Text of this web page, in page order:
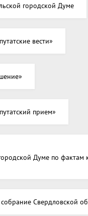
городской Думе
вести»
прием»
Думе по фактам
Свердловской